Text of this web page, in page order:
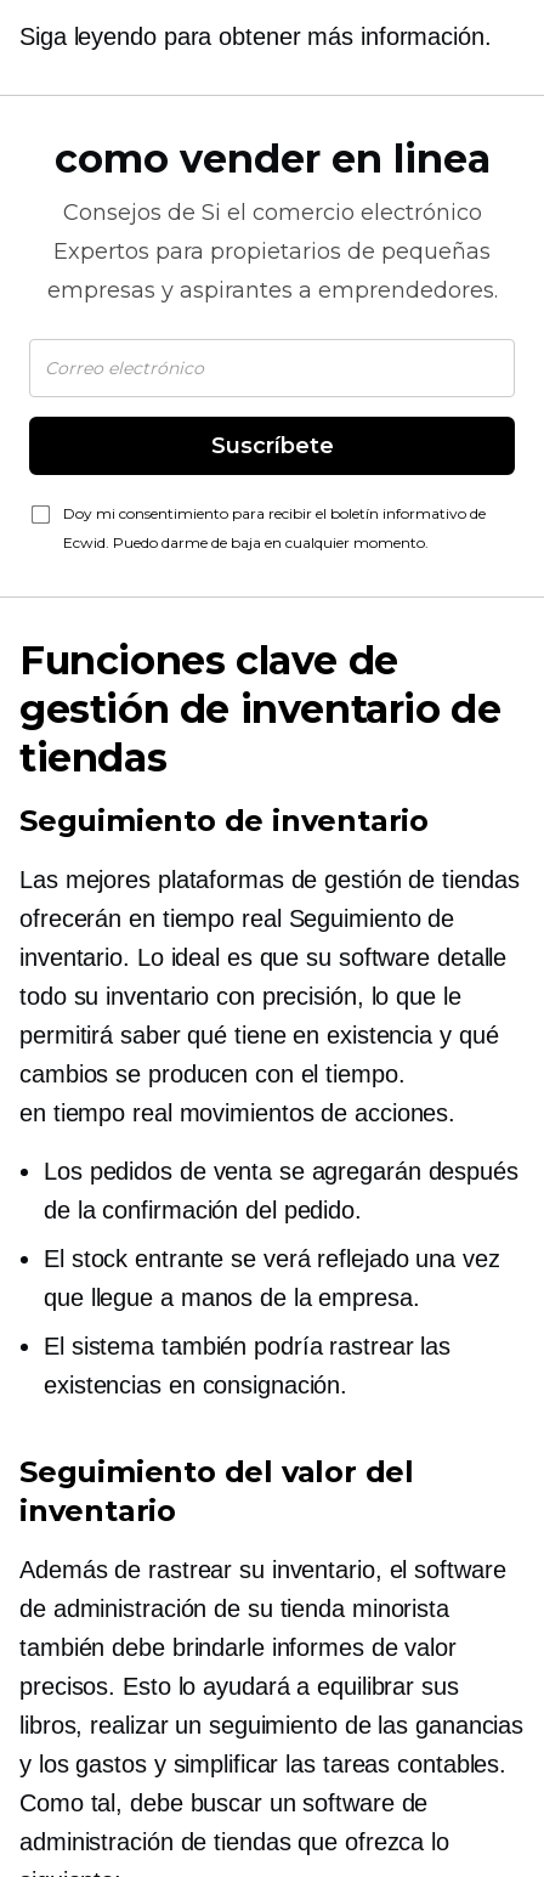
Siga leyendo para obtener más información.
como vender en linea
Consejos de Si el comercio electrónico
Expertos para propietarios de pequeñas
empresas y aspirantes a emprendedores.
Suscríbete
Doy mi consentimiento para recibir el boletín informativo de
Ecwid. Puedo darme de baja en cualquier momento.
Funciones clave de
gestión de inventario de
tiendas
Seguimiento de inventario
Las mejores plataformas de gestión de tiendas
ofreceránen tiempo real Seguimiento de
inventario. Lo ideal es que su software detalle
todo su inventario con precisión, lo que le
permitirá saber qué tiene en existencia y qué
cambios se producen con el tiempo.
en tiempo real movimientos de acciones.
Los pedidos de venta se agregarán después
de la confirmación del pedido.
El stock entrante se verá reflejado una vez
que llegue a manos de la empresa.
El sistema también podría rastrear las
existencias en consignación.
Seguimiento del valor del
inventario
Además de rastrear su inventario, el software
de administración de su tienda minorista
también debe brindarle informes de valor
precisos. Esto lo ayudará a equilibrar sus
libros, realizar un seguimiento de las ganancias
y los gastos y simplificar las tareas contables.
Como tal, debe buscar un software de
administración de tiendas que ofrezca lo